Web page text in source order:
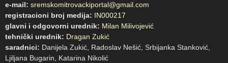
e-mail: sremskomitrovackiportal@gmail.com
registracioni broj medija: IN000217
glavni i odgovorni urednik: Milan Milivojević
tehnički urednik: Dragan Zukić
saradnici: Danijela Zukić, Radoslav Nešić, Srbijanka Stanković,
Ljiljana Bugarin, Katarina Nikolić